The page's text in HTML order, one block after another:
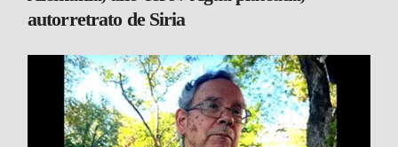
autorretrato de Siria